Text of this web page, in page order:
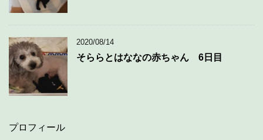
2020/08/14
そららとはななの赤ちゃん 6日目
プロフィール